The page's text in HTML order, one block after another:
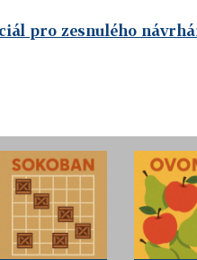
pro zesnulého